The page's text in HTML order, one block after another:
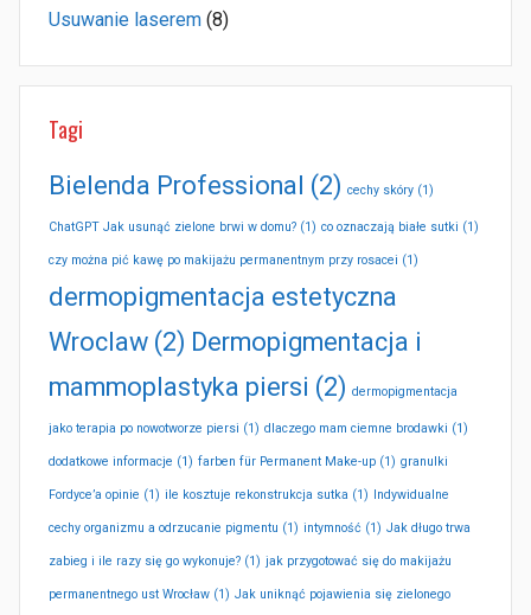
Usuwanie laserem (8)
Tagi
Bielenda Professional (2) cechy skóry (1)
ChatGPT Jak usunąć zielone brwi w domu? (1) co oznaczają białe sutki (1)
czy można pić kawę po makijażu permanentnym przy rosacei (1)
dermopigmentacja estetyczna
Wroclaw (2) Dermopigmentacja i
mammoplastyka piersi (2) dermopigmentacja
jako terapia po nowotworze piersi (1) dlaczego mam ciemne brodawki (1)
dodatkowe informacje (1) farben für Permanent Make-up (1) granulki
Fordyce’a opinie (1) ile kosztuje rekonstrukcja sutka (1) Indywidualne
cechy organizmu a odrzucanie pigmentu (1) intymność (1) Jak długo trwa
zabieg i ile razy się go wykonuje? (1) jak przygotować się do makijażu
permanentnego ust Wrocław (1) Jak uniknąć pojawienia się zielonego